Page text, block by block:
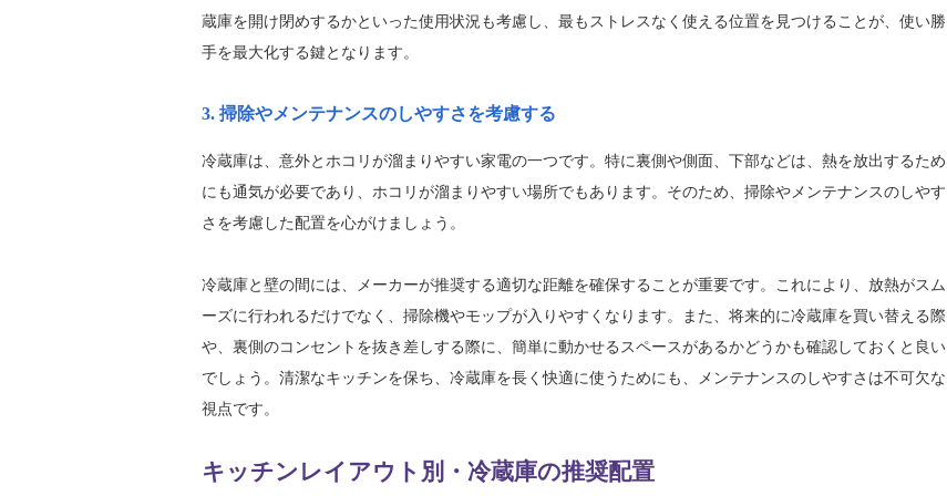
蔵庫を開け閉めするかといった使用状況も考慮し、最もストレスなく使える位置を見つけることが、使い勝
手を最大化する鍵となります。
3. 掃除やメンテナンスのしやすさを考慮する
冷蔵庫は、意外とホコリが溜まりやすい家電の一つです。特に裏側や側面、下部などは、熱を放出するため
にも通気が必要であり、ホコリが溜まりやすい場所でもあります。そのため、掃除やメンテナンスのしやす
さを考慮した配置を心がけましょう。
冷蔵庫と壁の間には、メーカーが推奨する適切な距離を確保することが重要です。これにより、放熱がスム
ーズに行われるだけでなく、掃除機やモップが入りやすくなります。また、将来的に冷蔵庫を買い替える際
や、裏側のコンセントを抜き差しする際に、簡単に動かせるスペースがあるかどうかも確認しておくと良い
でしょう。清潔なキッチンを保ち、冷蔵庫を長く快適に使うためにも、メンテナンスのしやすさは不可欠な
視点です。
キッチンレイアウト別・冷蔵庫の推奨配置